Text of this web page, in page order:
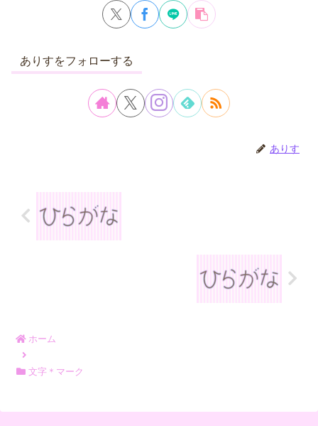
ありすをフォローする
ありす
ホーム
文字＊マーク